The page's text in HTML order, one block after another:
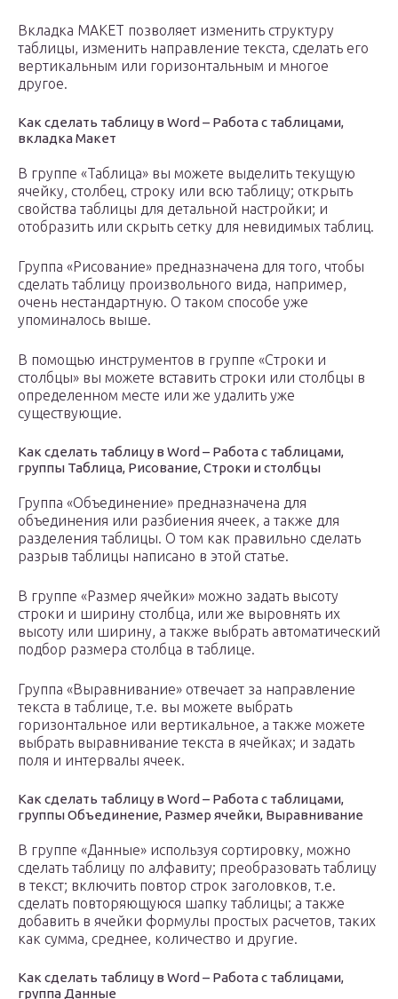
Вкладка МАКЕТ позволяет изменить структуру
таблицы, изменить направление текста, сделать его
вертикальным или горизонтальным и многое
другое.
Как сделать таблицу в Word – Работа с таблицами,
вкладка Макет
В группе «Таблица» вы можете выделить текущую
ячейку, столбец, строку или всю таблицу; открыть
свойства таблицы для детальной настройки; и
отобразить или скрыть сетку для невидимых таблиц.
Группа «Рисование» предназначена для того, чтобы
сделать таблицу произвольного вида, например,
очень нестандартную. О таком способе уже
упоминалось выше.
В помощью инструментов в группе «Строки и
столбцы» вы можете вставить строки или столбцы в
определенном месте или же удалить уже
существующие.
Как сделать таблицу в Word – Работа с таблицами,
группы Таблица, Рисование, Строки и столбцы
Группа «Объединение» предназначена для
объединения или разбиения ячеек, а также для
разделения таблицы. О том как правильно сделать
разрыв таблицы написано в этой статье.
В группе «Размер ячейки» можно задать высоту
строки и ширину столбца, или же выровнять их
высоту или ширину, а также выбрать автоматический
подбор размера столбца в таблице.
Группа «Выравнивание» отвечает за направление
текста в таблице, т.е. вы можете выбрать
горизонтальное или вертикальное, а также можете
выбрать выравнивание текста в ячейках; и задать
поля и интервалы ячеек.
Как сделать таблицу в Word – Работа с таблицами,
группы Объединение, Размер ячейки, Выравнивание
В группе «Данные» используя сортировку, можно
сделать таблицу по алфавиту; преобразовать таблицу
в текст; включить повтор строк заголовков, т.е.
сделать повторяющуюся шапку таблицы; а также
добавить в ячейки формулы простых расчетов, таких
как сумма, среднее, количество и другие.
Как сделать таблицу в Word – Работа с таблицами,
группа Данные